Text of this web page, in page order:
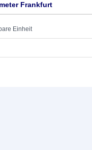
Frankfurt
Einheit